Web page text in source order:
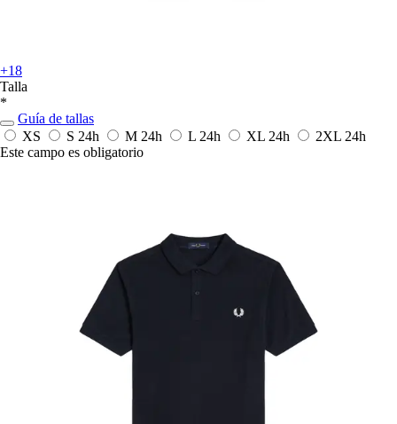
+18
Talla
*
Guía de tallas
XS
S 24h M 24h L 24h XL 24h 2XL 24h
Este campo es obligatorio